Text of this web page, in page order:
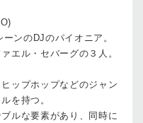
ンのDJのパイオニア。
エル・セバーグの３人。
ップホップなどのジャン
を持つ。
ルな要素があり、同時に